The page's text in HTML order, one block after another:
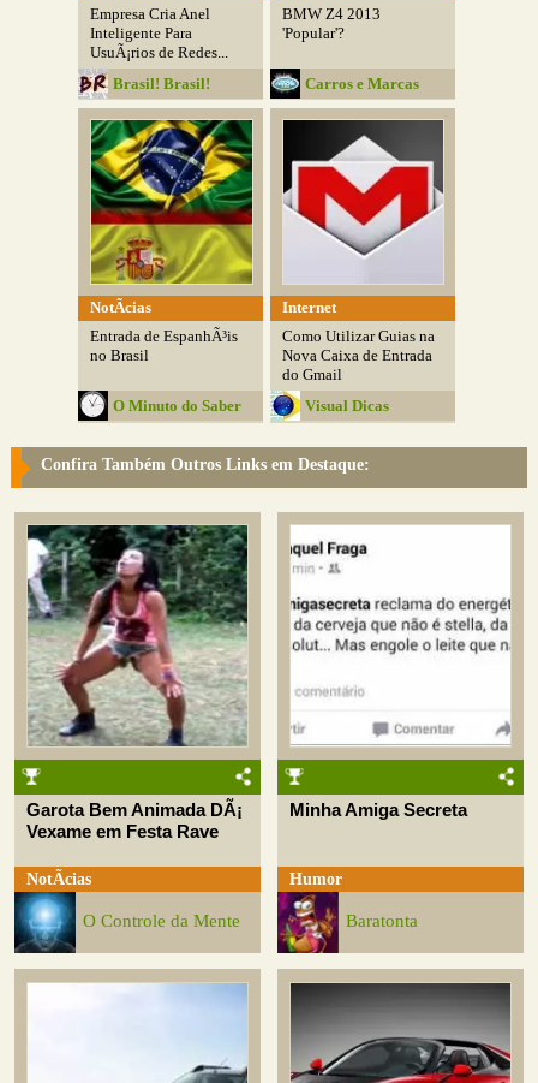
Empresa Cria Anel
Inteligente Para
UsuÃ¡rios de Redes...
Brasil! Brasil!
BMW Z4 2013
'Popular'?
Carros e Marcas
NotÃ­cias
Entrada de EspanhÃ³is
no Brasil
O Minuto do Saber
Internet
Como Utilizar Guias na
Nova Caixa de Entrada
do Gmail
Visual Dicas
Confira Também Outros Links em Destaque:
Garota Bem Animada DÃ¡
Vexame em Festa Rave
NotÃ­cias
O Controle da Mente
Minha Amiga Secreta
Humor
Baratonta